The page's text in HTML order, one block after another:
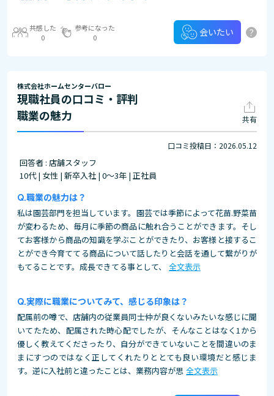
共感した
0
参考になった
0
会いたい ?
株式会社ホームセンターバロー
現職社員の口コミ・評判
職業の魅力
共有
口コミ投稿日：2026.05.12
回答者 : 店舗スタッフ
10代 | 女性 | 新卒入社 | 0～3年 | 正社員
職業の魅力は？
私は園芸部門を担当しています。園芸では季節によって花苗.野菜苗
が変わるため、毎月に季節の商品に触れ合うことができます。そし
てお客様から商品の知識を学ぶことができたり、お客様と接するこ
とができ今育ててる商品について話したりと会話を通して繋がりが
もてることです。成長できてる事として、
全文表示
実際に職業についてみて、感じる印象は？
配属前の噂で、店舗内の従業員同士仲が良くないみたいな感じに聞
いてたため、配属された時心配でしたが、そんなことはなく1から
優しく教えてくださったり、自分ができていないことを間違いのま
まにすつのではなく正してくれたりととても良い環境だと感じま
す。逆に入社前と違ったことは、業務内容が思 全文表示